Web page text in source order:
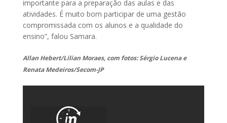
importante para a preparação das aulas e das
atividades. É muito bom participar de uma gestão
compromissada com os alunos e a qualidade do
ensino”, falou Samara.
Allan Hebert/Lilian Moraes, com fotos: Sérgio Lucena e
Renata Medeiros/Secom-JP